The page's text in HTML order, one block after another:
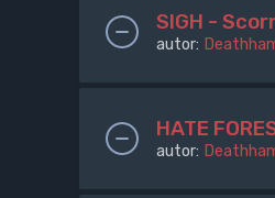
SIGH -
autor:
HATE
autor: